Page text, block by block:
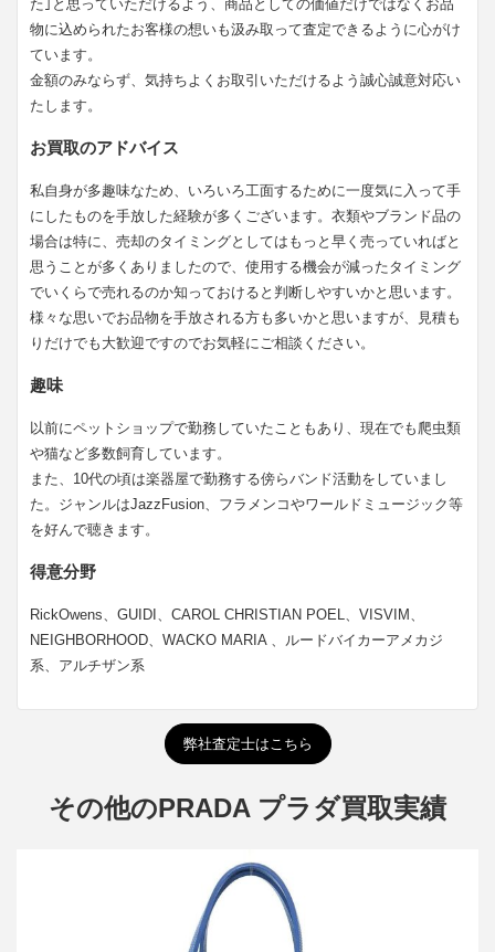
た｣と思っていただけるよう、商品としての価値だけではなくお品
物に込められたお客様の想いも汲み取って査定できるように心がけ
ています。
金額のみならず、気持ちよくお取引いただけるよう誠心誠意対応い
たします。
お買取のアドバイス
私自身が多趣味なため、いろいろ工面するために一度気に入って手
にしたものを手放した経験が多くございます。衣類やブランド品の
場合は特に、売却のタイミングとしてはもっと早く売っていればと
思うことが多くありましたので、使用する機会が減ったタイミング
でいくらで売れるのか知っておけると判断しやすいかと思います。
様々な思いでお品物を手放される方も多いかと思いますが、見積も
りだけでも大歓迎ですのでお気軽にご相談ください。
趣味
以前にペットショップで勤務していたこともあり、現在でも爬虫類
や猫など多数飼育しています。
また、10代の頃は楽器屋で勤務する傍らバンド活動をしていまし
た。ジャンルはJazzFusion、フラメンコやワールドミュージック等
を好んで聴きます。
得意分野
RickOwens、GUIDI、CAROL CHRISTIAN POEL、VISVIM、
NEIGHBORHOOD、WACKO MARIA 、ルードバイカーアメカジ
系、アルチザン系
弊社査定士はこちら
その他のPRADA プラダ買取実績